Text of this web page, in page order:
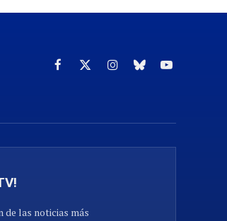
Facebook
X
Instagram
Cielo YouTube
de las noticias más